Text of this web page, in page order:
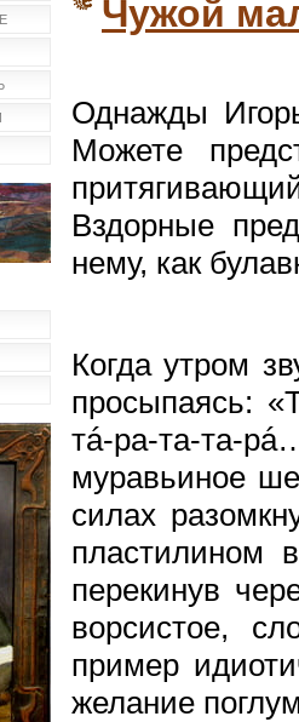
Чужой
Однажды
Можете
Вздорные
нему, как
Когда утром
просыпаясь:
тá-ра-та-та-
муравьиное
силах
пластилином
перекинув
ворсистое,
пример
желание